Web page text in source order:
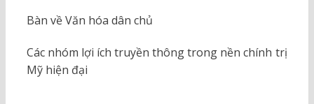
Bàn về Văn hóa dân chủ
Các nhóm lợi ích truyền thông trong nền chính trị
Mỹ hiện đại